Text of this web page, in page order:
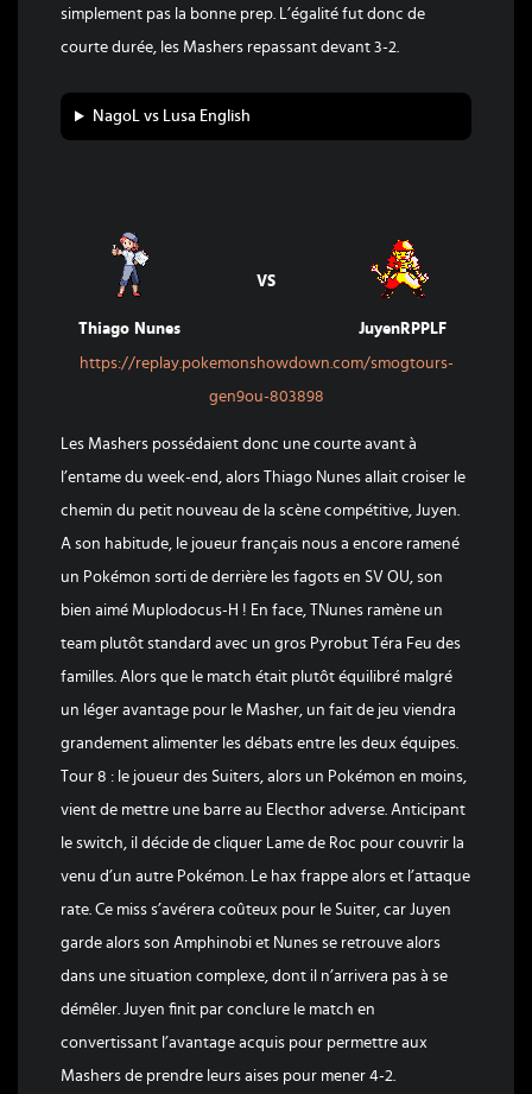
simplement pas la bonne prep. L’égalité fut donc de
courte durée, les Mashers repassant devant 3-2.
NagoL vs Lusa English
Thiago Nunes
VS
JuyenRPPLF
https://replay.pokemonshowdown.com/smogtours-
gen9ou-803898
Les Mashers possédaient donc une courte avant à
l’entame du week-end, alors Thiago Nunes allait croiser le
chemin du petit nouveau de la scène compétitive, Juyen.
A son habitude, le joueur français nous a encore ramené
un Pokémon sorti de derrière les fagots en SV OU, son
bien aimé Muplodocus-H ! En face, TNunes ramène un
team plutôt standard avec un gros Pyrobut Téra Feu des
familles. Alors que le match était plutôt équilibré malgré
un léger avantage pour le Masher, un fait de jeu viendra
grandement alimenter les débats entre les deux équipes.
Tour 8 : le joueur des Suiters, alors un Pokémon en moins,
vient de mettre une barre au Electhor adverse. Anticipant
le switch, il décide de cliquer Lame de Roc pour couvrir la
venu d’un autre Pokémon. Le hax frappe alors et l’attaque
rate. Ce miss s’avérera coûteux pour le Suiter, car Juyen
garde alors son Amphinobi et Nunes se retrouve alors
dans une situation complexe, dont il n’arrivera pas à se
démêler. Juyen finit par conclure le match en
convertissant l’avantage acquis pour permettre aux
Mashers de prendre leurs aises pour mener 4-2.